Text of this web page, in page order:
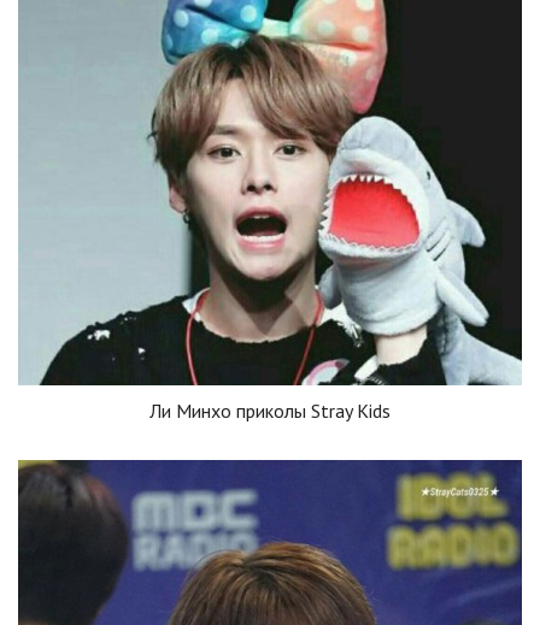
Ли Минхо приколы Stray Kids